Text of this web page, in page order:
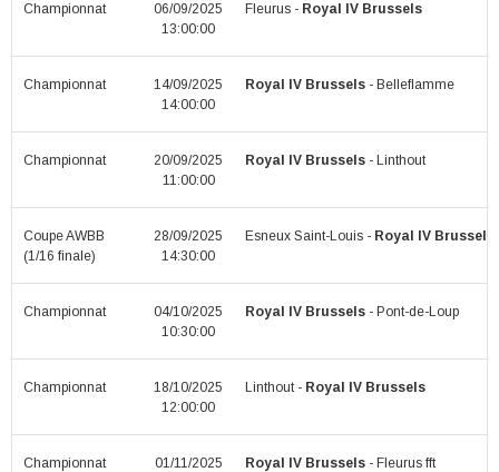
Championnat
06/09/2025
13:00:00
Fleurus - Royal IV Brussels
Championnat
14/09/2025
14:00:00
Royal IV Brussels - Belleflamme
Championnat
20/09/2025
11:00:00
Royal IV Brussels - Linthout
Coupe AWBB
(1/16 finale)
28/09/2025
14:30:00
Esneux Saint-Louis - Royal IV Brussels
Championnat
04/10/2025
10:30:00
Royal IV Brussels - Pont-de-Loup
Championnat
18/10/2025
12:00:00
Linthout - Royal IV Brussels
Championnat
01/11/2025
Royal IV Brussels - Fleurus fft